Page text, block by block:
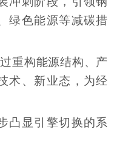
绿色能源等减碳措
重构能源结构、产
术、新业态，为经
凸显引擎切换的系